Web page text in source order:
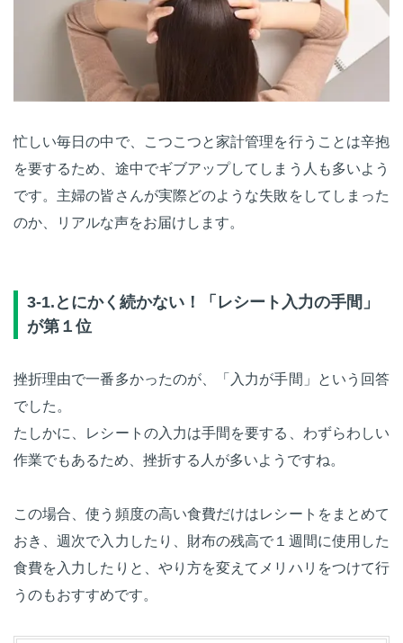
忙しい毎日の中で、こつこつと家計管理を行うことは辛抱
を要するため、途中でギブアップしてしまう人も多いよう
です。主婦の皆さんが実際どのような失敗をしてしまった
のか、リアルな声をお届けします。
3-1.とにかく続かない！「レシート入力の手間」
が第１位
挫折理由で一番多かったのが、「入力が手間」という回答
でした。
たしかに、レシートの入力は手間を要する、わずらわしい
作業でもあるため、挫折する人が多いようですね。
この場合、使う頻度の高い食費だけはレシートをまとめて
おき、週次で入力したり、財布の残高で１週間に使用した
食費を入力したりと、やり方を変えてメリハリをつけて行
うのもおすすめです。